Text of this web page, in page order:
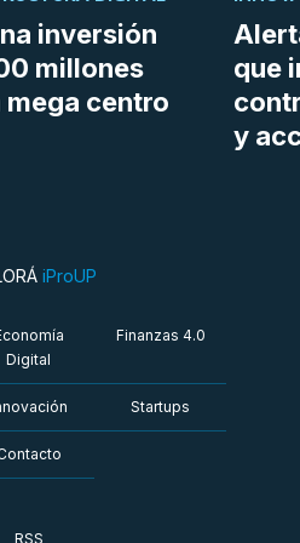
inversión
millones
centro
que
y
iProUP
Digital
Finanzas 4.0
Startups
RSS